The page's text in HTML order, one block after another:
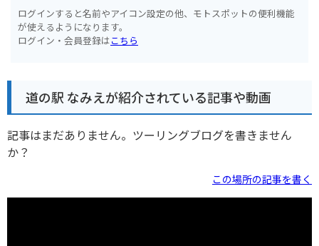
ログインすると名前やアイコン設定の他、モトスポットの便利機能
が使えるようになります。
ログイン・会員登録はこちら
道の駅 なみえが紹介されている記事や動画
記事はまだありません。ツーリングブログを書きません
か？
この場所の記事を書く